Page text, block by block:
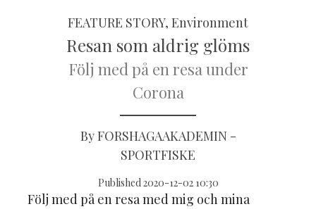
FEATURE STORY, Environment
Resan som aldrig glöms
Följ med på en resa under
Corona
By FORSHAGAAKADEMIN -
SPORTFISKE
Published 2020-12-02 10:30
Följ med på en resa med mig och mina